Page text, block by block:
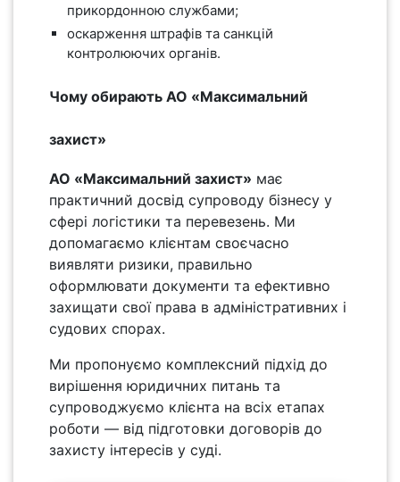
прикордонною службами;
оскарження штрафів та санкцій
контролюючих органів.
Чому обирають АО «Максимальний
захист»
АО «Максимальний захист» має
практичний досвід супроводу бізнесу у
сфері логістики та перевезень. Ми
допомагаємо клієнтам своєчасно
виявляти ризики, правильно
оформлювати документи та ефективно
захищати свої права в адміністративних і
судових спорах.
Ми пропонуємо комплексний підхід до
вирішення юридичних питань та
супроводжуємо клієнта на всіх етапах
роботи — від підготовки договорів до
захисту інтересів у суді.